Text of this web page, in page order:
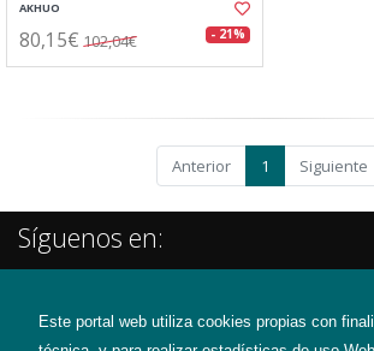
Este portal web utiliza cookies propias con
AKHUO
80,15€ 102,04€ - 21%
Anterior 1 Siguiente
Síguenos en: